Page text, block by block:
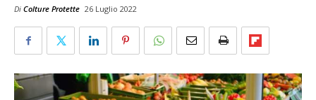
Di Colture Protette 26 Luglio 2022